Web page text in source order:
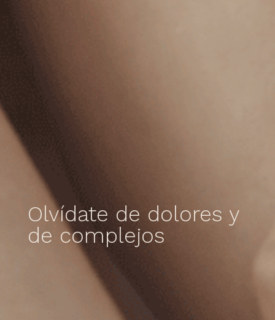
Olvídate de dolores y
de complejos